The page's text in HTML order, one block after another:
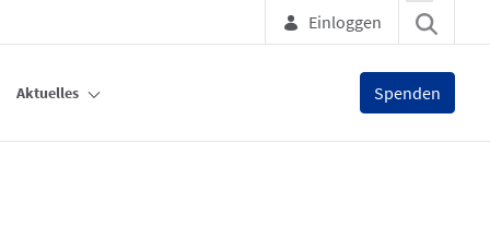
Einloggen
Aktuelles Spenden